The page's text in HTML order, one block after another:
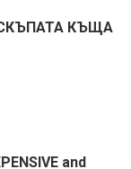
СКЪПАТА КЪЩА
and